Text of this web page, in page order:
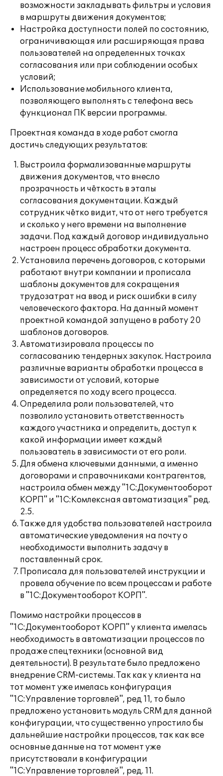
возможности закладывать фильтры и условия
в маршруты движения документов;
Настройка доступности полей по состоянию,
ограничивающая или расширяющая права
пользователей на определенных точках
согласования или при соблюдении особых
условий;
Использование мобильного клиента,
позволяющего выполнять с телефона весь
функционал ПК версии программы.
Проектная команда в ходе работ смогла
достичь следующих результатов:
Выстроила формализованные маршруты
движения документов, что внесло
прозрачность и чёткость в этапы
согласования документации. Каждый
сотрудник чётко видит, что от него требуется
и сколько у него времени на выполнение
задачи. Под каждый договор индивидуально
настроен процесс обработки документа.
Установила перечень договоров, с которыми
работают внутри компании и прописала
шаблоны документов для сокращения
трудозатрат на ввод и риск ошибки в силу
человеческого фактора. На данный момент
проектной командой запущено в работу 20
шаблонов договоров.
Автоматизировала процессы по
согласованию тендерных закупок. Настроила
различные варианты обработки процесса в
зависимости от условий, которые
определяется по ходу всего процесса.
Определила роли пользователей, что
позволило установить ответственность
каждого участника и определить, доступ к
какой информации имеет каждый
пользователь в зависимости от его роли.
Для обмена ключевыми данными, а именно
договорами и справочниками контрагентов,
настроила обмен между "1С:Документооборот
КОРП" и "1С:Комлексная автоматизация" ред.
2.5.
Также для удобства пользователей настроила
автоматические уведомления на почту о
необходимости выполнить задачу в
поставленный срок.
Прописала для пользователей инструкции и
провела обучение по всем процессам и работе
в "1С:Документооборот КОРП".
Помимо настройки процессов в
"1С:Документооборот КОРП" у клиента имелась
необходимость в автоматизации процессов по
продаже спецтехники (основной вид
деятельности). В результате было предложено
внедрение CRM-системы. Так как у клиента на
тот момент уже имелась конфигурация
"1С:Управление торговлей", ред 11, то было
предложено установить модуль CRM для данной
конфигурации, что существенно упростило бы
дальнейшие настройки процессов, так как все
основные данные на тот момент уже
присутствовали в конфигурации
"1С:Управление торговлей", ред. 11.